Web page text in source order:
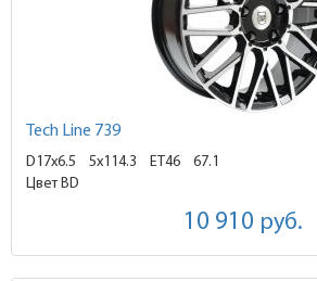
Tech Line 739
D17x6.5 5x114.3 ET46
67.1
Цвет BD
10 910 руб.